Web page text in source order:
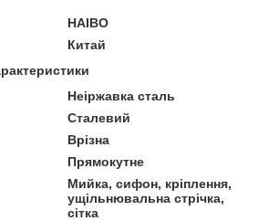
HAIBO
Китай
Неіржавка сталь
Сталевий
Врізна
Прямокутне
Мийка, сифон, кріплення,
ущільнювальна стрічка,
сітка